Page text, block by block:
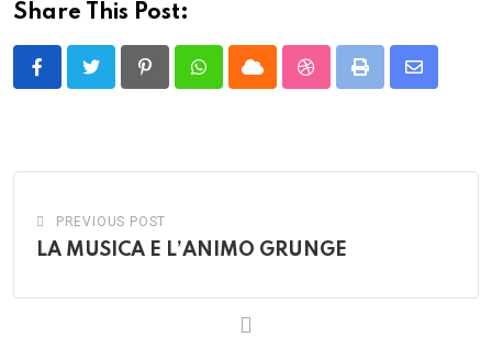
Share This Post:
PinterestWhatsappCloud StumbleUpon
Print
Share
PREVIOUS POST
LA MUSICA E L’ANIMO GRUNGE